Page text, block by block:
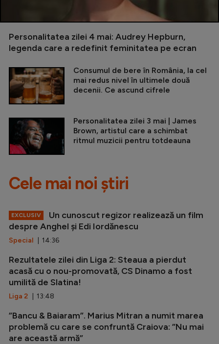
Personalitatea zilei 4 mai: Audrey Hepburn,
legenda care a redefinit feminitatea pe ecran
Consumul de bere în România, la cel
mai redus nivel în ultimele două
decenii. Ce ascund cifrele
Personalitatea zilei 3 mai | James
Brown, artistul care a schimbat
ritmul muzicii pentru totdeauna
Cele mai noi știri
EXCLUSIV
Un cunoscut regizor realizează un film
despre Anghel și Edi Iordănescu
Special | 14:36
Rezultatele zilei din Liga 2: Steaua a pierdut
acasă cu o nou-promovată, CS Dinamo a fost
umilită de Slatina!
Liga 2 | 13:48
”Bancu & Baiaram”. Marius Mitran a numit marea
problemă cu care se confruntă Craiova: ”Nu mai
are această armă”